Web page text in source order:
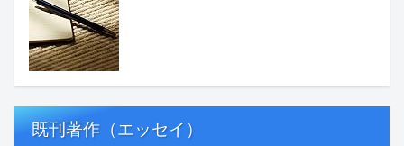
既刊著作（エッセイ）